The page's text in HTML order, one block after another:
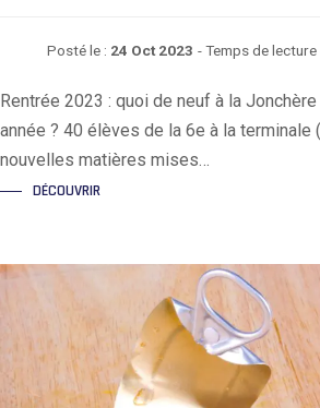
Posté le : 24 Oct 2023 - Temps de lecture
Rentrée 2023 : quoi de neuf à la
année ? 40 élèves de la 6e à la terminale
nouvelles matières mises…
DÉCOUVRIR